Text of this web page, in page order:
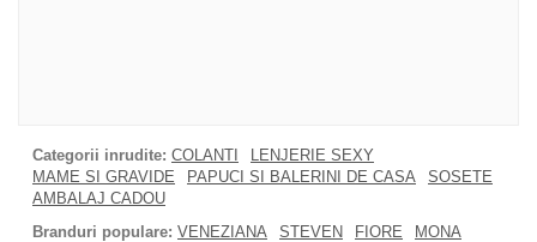
Categorii inrudite: COLANTI
LENJERIE SEXY
MAME SI GRAVIDE
PAPUCI SI BALERINI DE CASA
SOSETE
AMBALAJ CADOU
Branduri populare: VENEZIANA STEVEN FIORE
MONA